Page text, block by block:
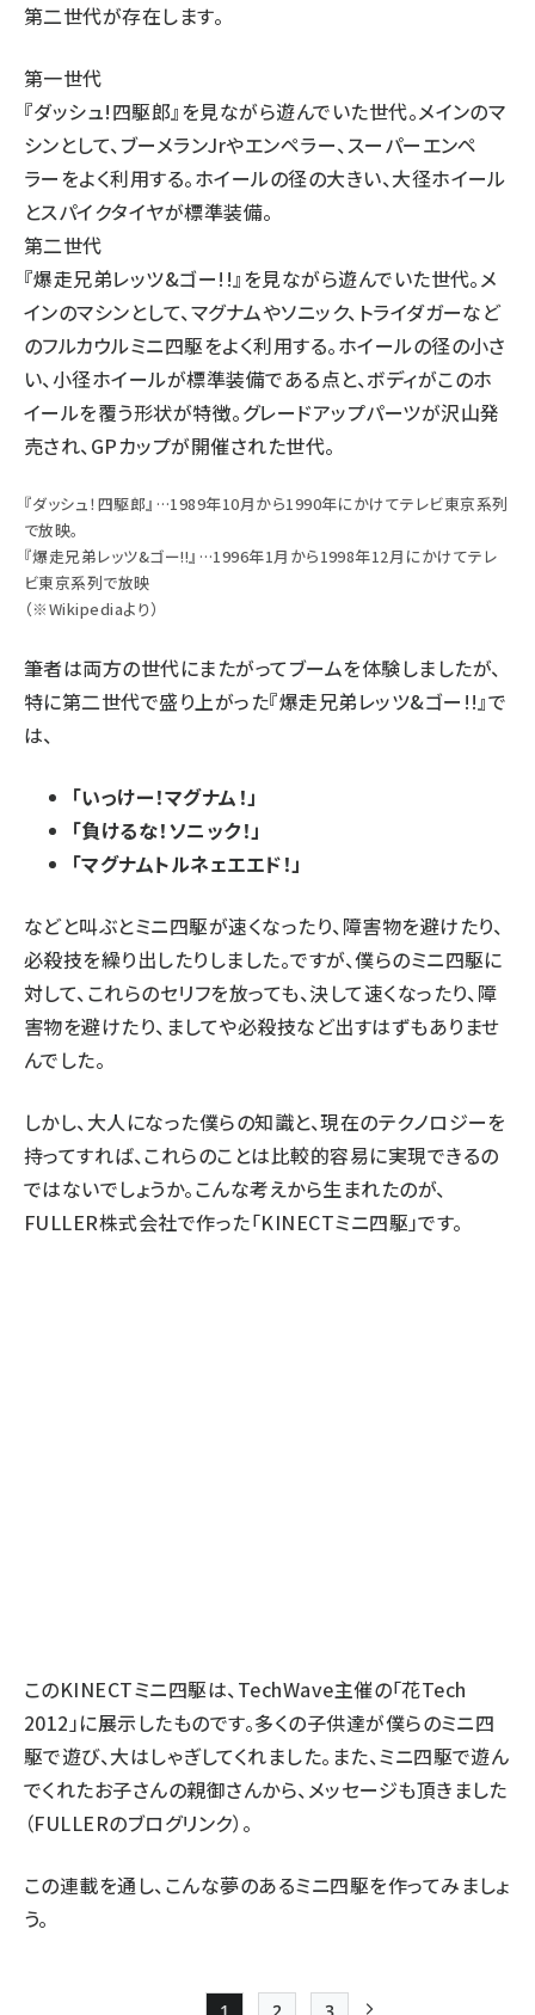
第二世代が存在します。
第一世代
『ダッシュ!四駆郎』を見ながら遊んでいた世代。メインのマ
シンとして、ブーメランJrやエンペラー、スーパーエンペ
ラーをよく利用する。ホイールの径の大きい、大径ホイール
とスパイクタイヤが標準装備。
第二世代
『爆走兄弟レッツ&ゴー!!』を見ながら遊んでいた世代。メ
インのマシンとして、マグナムやソニック、トライダガーなど
のフルカウルミニ四駆をよく利用する。ホイールの径の小さ
い、小径ホイールが標準装備である点と、ボディがこのホ
イールを覆う形状が特徴。グレードアップパーツが沢山発
売され、GPカップが開催された世代。
『ダッシュ！四駆郎』…1989年10月から1990年にかけてテレビ東京系列
で放映。
『爆走兄弟レッツ&ゴー!!』…1996年1月から1998年12月にかけてテレ
ビ東京系列で放映
（※Wikipediaより）
筆者は両方の世代にまたがってブームを体験しましたが、
特に第二世代で盛り上がった『爆走兄弟レッツ&ゴー!!』で
は、
「いっけー！マグナム！」
「負けるな！ソニック！」
「マグナムトルネェエエド！」
などと叫ぶとミニ四駆が速くなったり、障害物を避けたり、
必殺技を繰り出したりしました。ですが、僕らのミニ四駆に
対して、これらのセリフを放っても、決して速くなったり、障
害物を避けたり、ましてや必殺技など出すはずもありませ
んでした。
しかし、大人になった僕らの知識と、現在のテクノロジーを
持ってすれば、これらのことは比較的容易に実現できるの
ではないでしょうか。こんな考えから生まれたのが、
FULLER株式会社で作った「KINECTミニ四駆」です。
このKINECTミニ四駆は、TechWave主催の「花Tech
2012」に展示したものです。多くの子供達が僕らのミニ四
駆で遊び、大はしゃぎしてくれました。また、ミニ四駆で遊ん
でくれたお子さんの親御さんから、メッセージも頂きました
（FULLERのブログリンク）。
この連載を通し、こんな夢のあるミニ四駆を作ってみましょ
う。